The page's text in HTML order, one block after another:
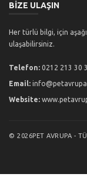
BİZE ULAŞIN
Her türlü bilgi, için
ulaşabilirsiniz.
Telefon: 0212 213 30
Email:
Website:
© 2026PET AVRUPA -